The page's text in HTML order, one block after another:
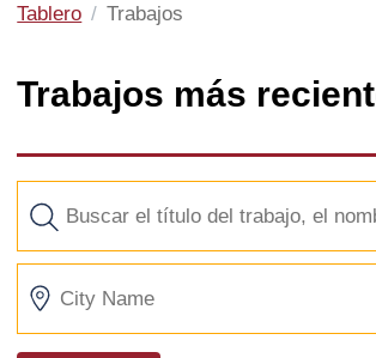
Tablero Trabajos
Trabajos más